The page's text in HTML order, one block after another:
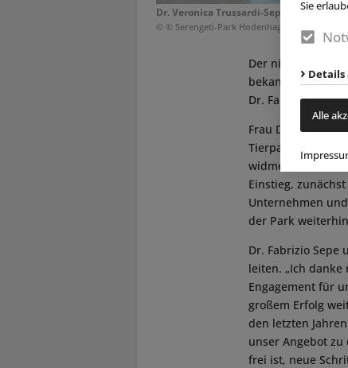
Sie
Details
Alle
Dr. Veronica Trussardi-Sepe & Dr.
© © Serengeti-Park Hodenhagen
Der
bekanntgegeben:
Dr. Fabrizio Sepe
Frau Dr.
Tierpark in der
widmen: „Ich
Einstieg,
Unternehmen
der Park
Dr. Fabrizio Sepe
leiten. „Ich
Engagement für
großem Erfolg
den letzten
unser Angebot
frei ist, neue